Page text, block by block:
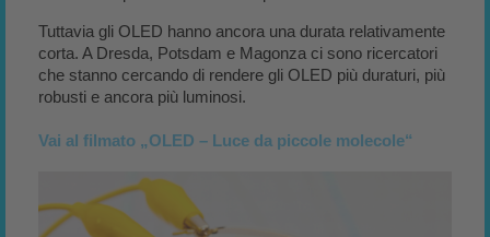
Tuttavia gli OLED hanno ancora una durata relativamente
corta. A Dresda, Potsdam e Magonza ci sono ricercatori
che stanno cercando di rendere gli OLED più duraturi, più
robusti e ancora più luminosi.
Vai al filmato „OLED – Luce da piccole molecole“